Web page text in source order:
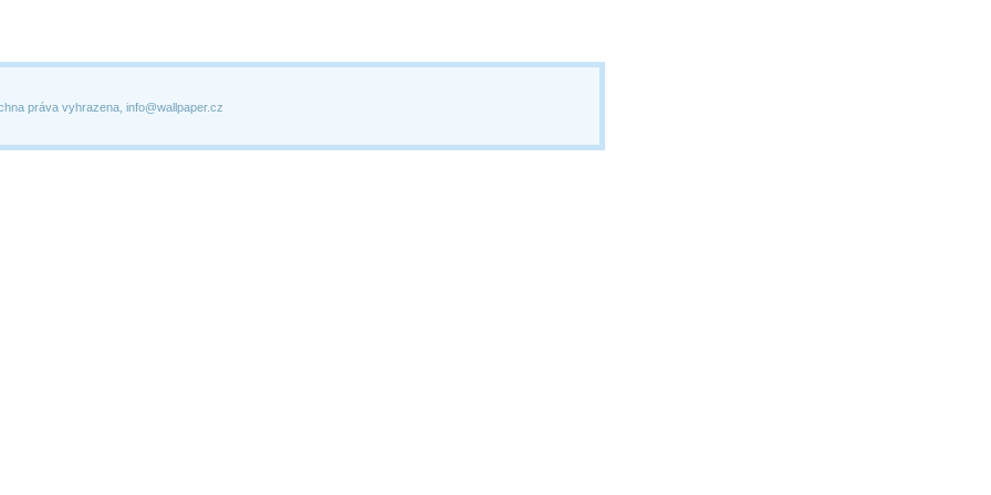
práva vyhrazena, info@wallpaper.cz